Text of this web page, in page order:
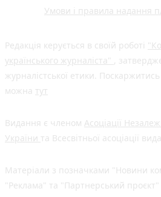
Умови і правила надання
Редакція керується в своїй роботі
українського журналіста" ,
журналістської етики. Поскаржитись
можна тут
Видання є членом Асоціації
України та Всесвітньої асоціації
Матеріали з позначками "Новини
"Реклама" та "Партнерський проєкт"